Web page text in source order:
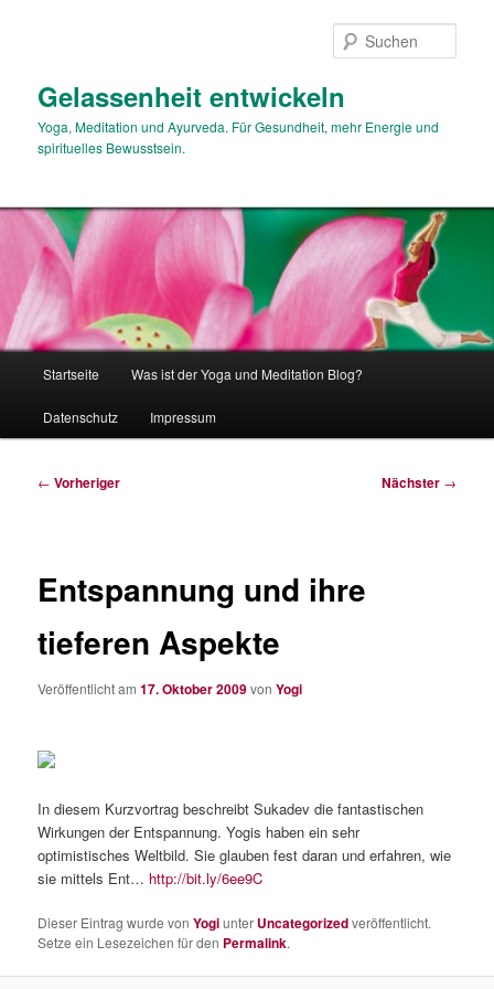
Gelassenheit entwickeln
Yoga, Meditation und Ayurveda. Für Gesundheit, mehr Energie und
spirituelles Bewusstsein.
Startseite Was ist der Yoga und Meditation Blog?
Datenschutz Impressum
Beitragsnavigation
← Vorheriger Nächster →
Entspannung und ihre
tieferen Aspekte
Veröffentlicht am17. Oktober 2009vonYogi
In diesem Kurzvortrag beschreibt Sukadev die fantastischen
Wirkungen der Entspannung. Yogis haben ein sehr
optimistisches Weltbild. Sie glauben fest daran und erfahren, wie
sie mittels Ent… http://bit.ly/6ee9C
Dieser Eintrag wurde vonYogiunter Uncategorizedveröffentlicht.
Setze ein Lesezeichen für den Permalink.